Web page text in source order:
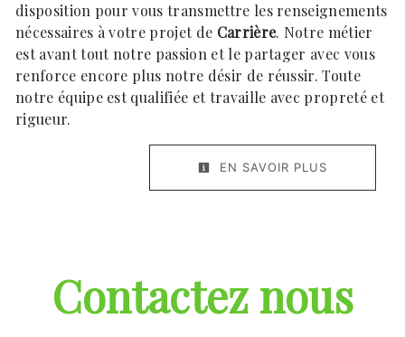
disposition pour vous transmettre les renseignements
nécessaires à votre projet de Carrière. Notre métier
est avant tout notre passion et le partager avec vous
renforce encore plus notre désir de réussir. Toute
notre équipe est qualifiée et travaille avec propreté et
rigueur.
EN SAVOIR PLUS
Contactez nous